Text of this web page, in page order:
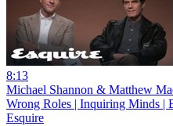
8:13
Michael Shannon & Matthew
Wrong Roles | Inquiring Minds |
Esquire